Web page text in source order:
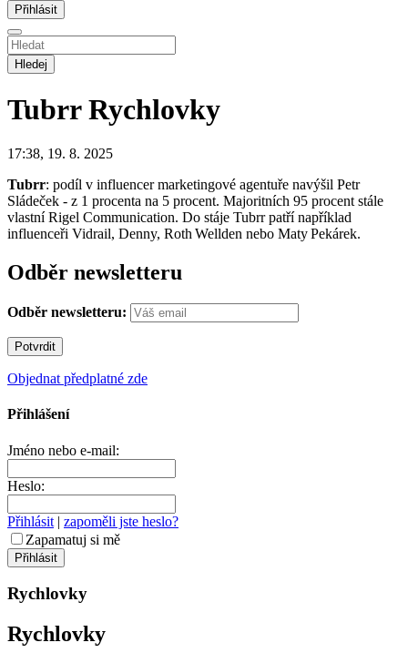
Hledej
Tubrr Rychlovky
17:38, 19. 8. 2025
Tubrr: podíl v influencer marketingové agentuře navýšil Petr
Sládeček - z 1 procenta na 5 procent. Majoritních 95 procent stále
vlastní Rigel Communication. Do stáje Tubrr patří například
influenceři Vidrail, Denny, Roth Wellden nebo Maty Pekárek.
Odběr newsletteru
Odběr newsletteru:
Objednat předplatné zde
Přihlášení
Jméno nebo e-mail:
Heslo:
Přihlásit | zapoměli jste heslo?
Zapamatuj si mě
Rychlovky
Rychlovky